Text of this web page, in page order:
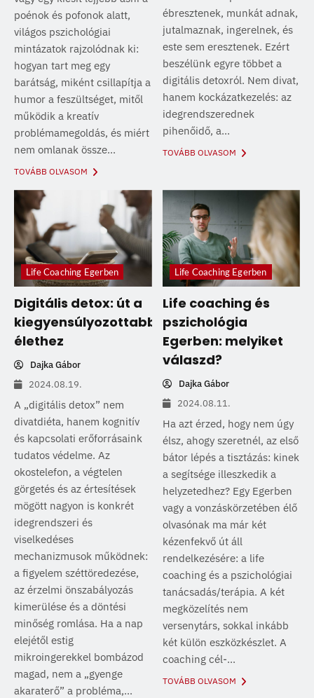
poénok és pofonok alatt,
világos pszichológiai
mintázatok rajzolódnak ki:
hogyan tart meg egy
barátság, miként csillapítja a
humor a feszültséget, mitől
működik a kreatív
problémamegoldás, és miért
nem omlanak össze...
TOVÁBB OLVASOM
ébresztenek, munkát adnak,
jutalmaznak, ingerelnek, és
este sem eresztenek. Ezért
beszélünk egyre többet a
digitális detoxról. Nem divat,
hanem kockázatkezelés: az
idegrendszerednek
pihenőidő, a...
TOVÁBB OLVASOM
Life Coaching Egerben
Digitális detox: út a
kiegyensúlyozottabb
élethez
Dajka Gábor
2024.08.19.
A „digitális detox” nem
divatdiéta, hanem kognitív
és kapcsolati erőforrásaink
tudatos védelme. Az
okostelefon, a végtelen
görgetés és az értesítések
mögött nagyon is konkrét
idegrendszeri és
viselkedéses
mechanizmusok működnek:
a figyelem széttöredezése,
az érzelmi önszabályozás
kimerülése és a döntési
minőség romlása. Ha a nap
elejétől estig
mikroingerekkel bombázod
magad, nem a „gyenge
akaraterő” a probléma,...
Life Coaching Egerben
Life coaching és
pszichológia
Egerben: melyiket
válaszd?
Dajka Gábor
2024.08.11.
Ha azt érzed, hogy nem úgy
élsz, ahogy szeretnél, az első
bátor lépés a tisztázás: kinek
a segítsége illeszkedik a
helyzetedhez? Egy Egerben
vagy a vonzáskörzetében élő
olvasónak ma már két
kézenfekvő út áll
rendelkezésére: a life
coaching és a pszichológiai
tanácsadás/terápia. A két
megközelítés nem
versenytárs, sokkal inkább
két külön eszközkészlet. A
coaching cél-...
TOVÁBB OLVASOM